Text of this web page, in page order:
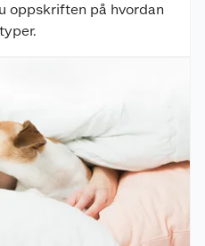
oppskriften på hvordan